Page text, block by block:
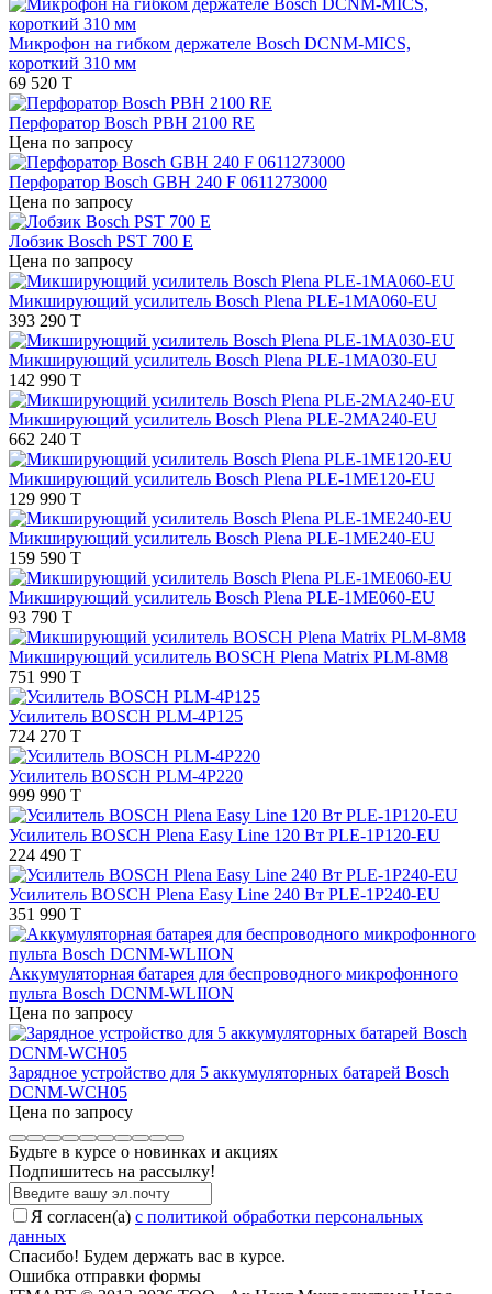
Микрофон на гибком держателе Bosch DCNM-MICS,
короткий 310 мм
69 520 T
Перфоратор Bosch PBH 2100 RE
Цена по запросу
Перфоратор Bosch GBH 240 F 0611273000
Цена по запросу
Лобзик Bosch PST 700 E
Цена по запросу
Микширующий усилитель Bosch Plena PLE-1MA060-EU
393 290 T
Микширующий усилитель Bosch Plena PLE-1MA030-EU
142 990 T
Микширующий усилитель Bosch Plena PLE-2MA240-EU
662 240 T
Микширующий усилитель Bosch Plena PLE-1ME120-EU
129 990 T
Микширующий усилитель Bosch Plena PLE-1ME240-EU
159 590 T
Микширующий усилитель Bosch Plena PLE-1ME060-EU
93 790 T
Микширующий усилитель BOSCH Plena Matrix PLM-8M8
751 990 T
Усилитель BOSCH PLM-4P125
724 270 T
Усилитель BOSCH PLM-4P220
999 990 T
Усилитель BOSCH Plena Easy Line 120 Вт PLE-1P120-EU
224 490 T
Усилитель BOSCH Plena Easy Line 240 Вт PLE-1P240-EU
351 990 T
Аккумуляторная батарея для беспроводного микрофонного
пульта Bosch DCNM-WLIION
Цена по запросу
Зарядное устройство для 5 аккумуляторных батарей Bosch
DCNM-WCH05
Цена по запросу
Будьте в курсе о новинках и акциях
Подпишитесь на рассылкy!
Я согласен(a) с политикой обработки персональных
данных
Спасибо! Будем держать вас в курсе.
Ошибка отправки формы